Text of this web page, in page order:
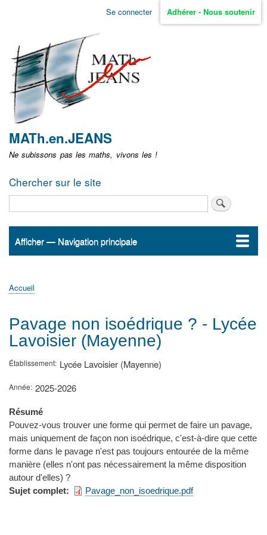
Aller
non
identifié
Se connecter Adhérer - Nous soutenir
MATh.en.JEANS
Ne subissons pas les maths, vivons les !
Chercher sur le site
Navigation
Afficher — Navigation principale
Accueil
ActualitésMATh.en.JEANS ?
Régions et Ateliers
Créer, gérer un atelier
Sujets/Publications
Congrès
d'Ariane
Accueil
Pavage non isoédrique ? - Lycée
Lavoisier (Mayenne)
Établissement Lycée Lavoisier (Mayenne)
Année 2025-2026
Résumé
Pouvez-vous trouver une forme qui permet de faire un pavage,
mais uniquement de façon non isoédrique, c'est-à-dire que cette
forme dans le pavage n'est pas toujours entourée de la même
manière (elles n'ont pas nécessairement la même disposition
autour d'elles) ?
Sujet complet
Pavage_non_isoedrique.pdf